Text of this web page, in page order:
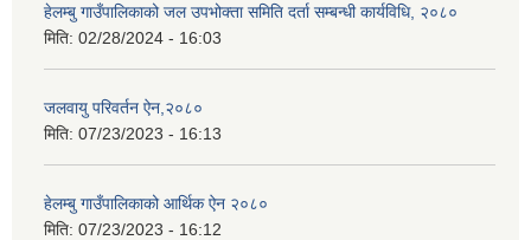
हेलम्बु गाउँपालिकाको जल उपभोक्ता समिति दर्ता सम्बन्धी कार्यविधि, २०८०
मिति: 02/28/2024 - 16:03
जलवायु परिवर्तन ऐन,२०८०
मिति: 07/23/2023 - 16:13
हेलम्बु गाउँपालिकाको आर्थिक ऐन २०८०
मिति: 07/23/2023 - 16:12